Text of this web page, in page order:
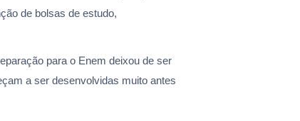
de bolsas de estudo,
para o Enem deixou de ser
a ser desenvolvidas muito antes